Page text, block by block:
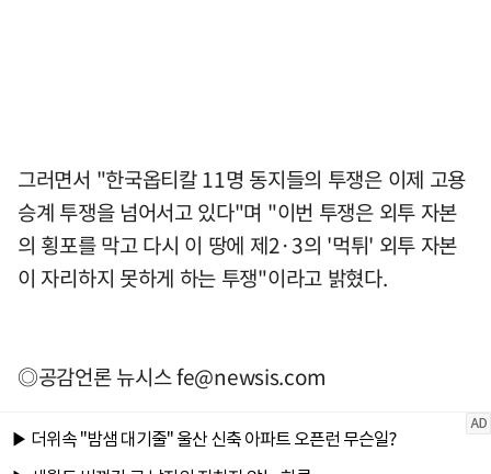
그러면서 "한국옵티칼 11명 동지들의 투쟁은 이제 고용
승계 투쟁을 넘어서고 있다"며 "이번 투쟁은 외투 자본
의 횡포를 막고 다시 이 땅에 제2·3의 '먹튀' 외투 자본
이 자리하지 못하게 하는 투쟁"이라고 밝혔다.
◎공감언론 뉴시스fe@newsis.com